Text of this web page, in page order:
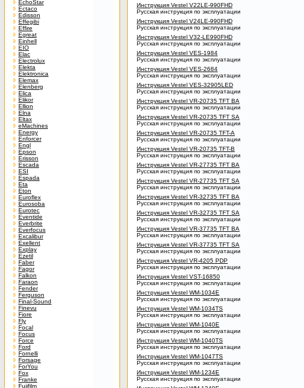
EchoStar
Ectaco
Edisson
Effegibi
Effire
Egreat
Einhell
EIO
Elac
Electrolux
Elekta
Elektronica
Elemax
Elenberg
Elica
Elikor
Ellion
Elna
Eltax
eMachines
Energy
Enforcer
Engl
Epson
Erisson
Escada
ESI
Espada
Eta
Eton
Euroflex
Eurosoba
Eurotec
Eventide
Everbrite
Everfocus
Excalibur
Exellent
Explay
Ezetil
Faber
Fagor
Falkon
Faraon
Fender
Ferguson
Final-Sound
Finevu
Fiore
Fly
Focal
Focus
Force
Ford
Fornelli
Forsage
ForYou
Fox
Franke
Fujifilm
Инструкция Vestel V22LE-990FHD
Русская инструкция по эксплуатации
Инструкция Vestel V24LE-990FHD
Русская инструкция по эксплуатации
Инструкция Vestel V32-LE990FHD
Русская инструкция по эксплуатации
Инструкция Vestel VES-1984
Русская инструкция по эксплуатации
Инструкция Vestel VES-2684
Русская инструкция по эксплуатации
Инструкция Vestel VES-32905LED
Русская инструкция по эксплуатации
Инструкция Vestel VR-20735 TFT BA
Русская инструкция по эксплуатации
Инструкция Vestel VR-20735 TFT SA
Русская инструкция по эксплуатации
Инструкция Vestel VR-20735 TFT-A
Русская инструкция по эксплуатации
Инструкция Vestel VR-20735 TFT-B
Русская инструкция по эксплуатации
Инструкция Vestel VR-27735 TFT BA
Русская инструкция по эксплуатации
Инструкция Vestel VR-27735 TFT SA
Русская инструкция по эксплуатации
Инструкция Vestel VR-32735 TFT BA
Русская инструкция по эксплуатации
Инструкция Vestel VR-32735 TFT SA
Русская инструкция по эксплуатации
Инструкция Vestel VR-37735 TFT BA
Русская инструкция по эксплуатации
Инструкция Vestel VR-37735 TFT SA
Русская инструкция по эксплуатации
Инструкция Vestel VR-4205 PDP
Русская инструкция по эксплуатации
Инструкция Vestel VST-16850
Русская инструкция по эксплуатации
Инструкция Vestel WM-1034E
Русская инструкция по эксплуатации
Инструкция Vestel WM-1034TS
Русская инструкция по эксплуатации
Инструкция Vestel WM-1040E
Русская инструкция по эксплуатации
Инструкция Vestel WM-1040TS
Русская инструкция по эксплуатации
Инструкция Vestel WM-1047TS
Русская инструкция по эксплуатации
Инструкция Vestel WM-1234E
Русская инструкция по эксплуатации